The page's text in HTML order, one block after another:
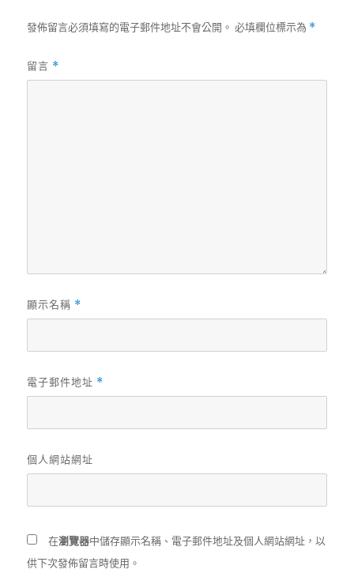
發佈留言必須填寫的電子郵件地址不會公開。 必填欄位標示為 *
留言 *
顯示名稱 *
電子郵件地址 *
個人網站網址
在瀏覽器中儲存顯示名稱、電子郵件地址及個人網站網址，以
供下次發佈留言時使用。